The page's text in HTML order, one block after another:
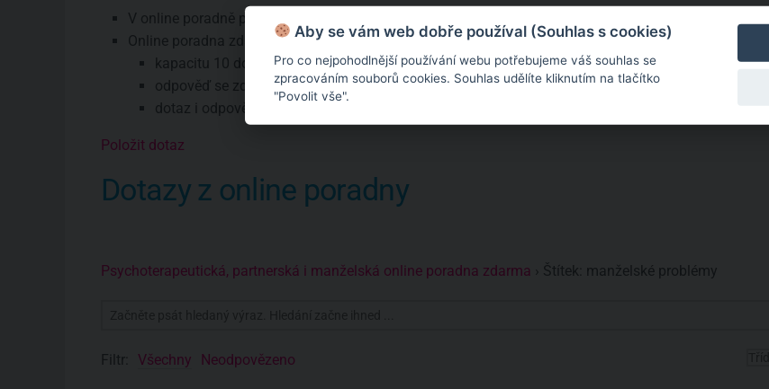
V online poradně poskytuji pouze všeobecné informace
Online poradna zdarma má omezení:
kapacitu 10 dotazů týdně
odpověď se zde objeví zhruba do týdne
dotaz i odpověď budou veřejné
Položit dotaz
Dotazy z online poradny
Psychoterapeutická, partnerská i manželská online poradna zdarma Štítek: manželské problémy
Filtr: Všechny Neodpovězeno
Aby se vám web dobře používal (Souhlas s cookies)
Pro co nejpohodlnější používání webu potřebujeme váš souhlas se
zpracováním souborů cookies. Souhlas udělíte kliknutím na tlačítko
"Povolit vše".